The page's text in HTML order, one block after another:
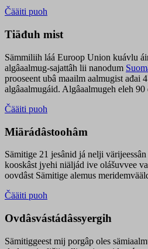
Čääiti puoh
Tiäđuh mist
Sämmiliih láá Euroop Union kuávlu
algâaalmug-sajattâh lii nanodum
prooseent ubâ maailm aalmugist ađai
algâaalmugáid. Algâaalmugeh eleh 90
Čääiti puoh
Miärádâstoohâm
Sämitige 21 jesânid já nelji
kooskâst jyehi niäljád ive olášuvvee
oovdâst Sämitige alemus
Čääiti puoh
Ovdâsvástádâssyergih
Sämitiggeest mij porgâp oles